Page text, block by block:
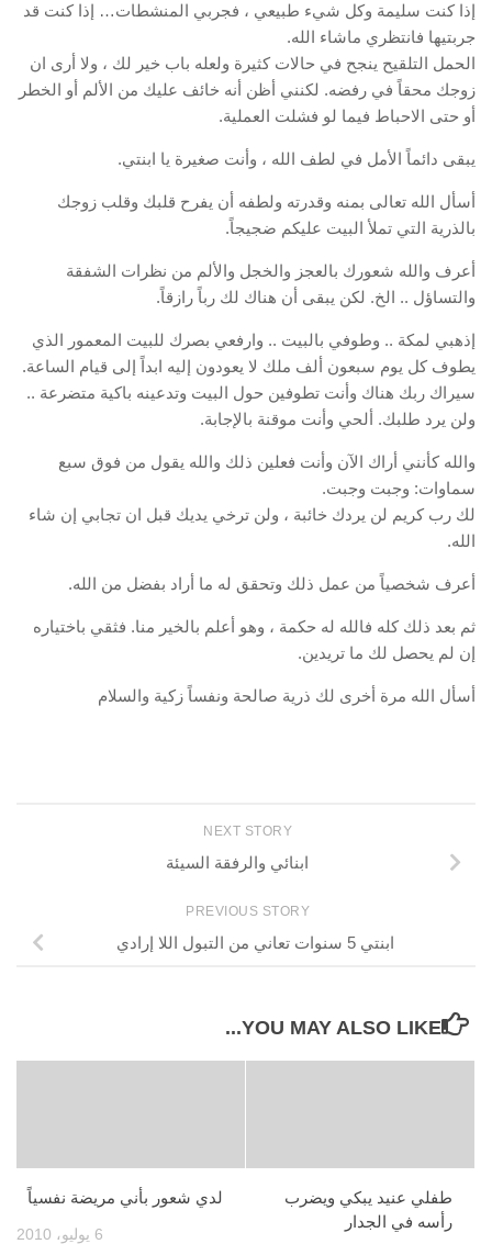
إذا كنت سليمة وكل شيء طبيعي ، فجربي المنشطات… إذا كنت قد
جربتيها فانتظري ماشاء الله.
الحمل التلقيح ينجح في حالات كثيرة ولعله باب خير لك ، ولا أرى ان
زوجك محقاً في رفضه. لكنني أظن أنه خائف عليك من الألم أو الخطر
أو حتى الاحباط فيما لو فشلت العملية.
يبقى دائماً الأمل في لطف الله ، وأنت صغيرة يا ابنتي.
أسأل الله تعالى بمنه وقدرته ولطفه أن يفرح قلبك وقلب زوجك
بالذرية التي تملأ البيت عليكم ضجيجاً.
أعرف والله شعورك بالعجز والخجل والألم من نظرات الشفقة
والتساؤل .. الخ. لكن يبقى أن هناك لك رباً رازقاً.
إذهبي لمكة .. وطوفي بالبيت .. وارفعي بصرك للبيت المعمور الذي
يطوف كل يوم سبعون ألف ملك لا يعودون إليه ابداً إلى قيام الساعة.
سيراك ربك هناك وأنت تطوفين حول البيت وتدعينه باكية متضرعة ..
ولن يرد طلبك. ألحي وأنت موقنة بالإجابة.
والله كأنني أراك الآن وأنت فعلين ذلك والله يقول من فوق سبع
سماوات: وجبت وجبت.
لك رب كريم لن يردك خائبة ، ولن ترخي يديك قبل ان تجابي إن شاء
الله.
أعرف شخصياً من عمل ذلك وتحقق له ما أراد بفضل من الله.
ثم بعد ذلك كله فالله له حكمة ، وهو أعلم بالخير منا. فثقي باختياره
إن لم يحصل لك ما تريدين.
أسأل الله مرة أخرى لك ذرية صالحة ونفساً زكية والسلام
NEXT STORY
ابنائي والرفقة السيئة
PREVIOUS STORY
ابنتي 5 سنوات تعاني من التبول اللا إرادي
YOU MAY ALSO LIKE...
لدي شعور بأني مريضة نفسياً
6 يوليو، 2010
طفلي عنيد يبكي ويضرب
رأسه في الجدار